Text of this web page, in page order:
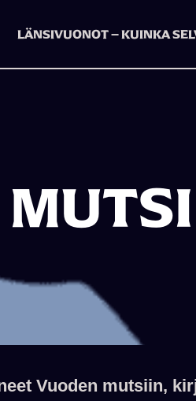
LÄNSIVUONOT – KUINKA
Vuoden mutsiin,